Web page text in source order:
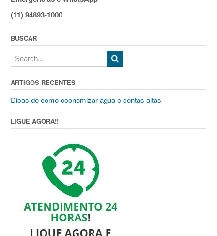
(11) 94893-1000
BUSCAR
ARTIGOS RECENTES
Dicas de como economizar água e contas altas
LIGUE AGORA!!